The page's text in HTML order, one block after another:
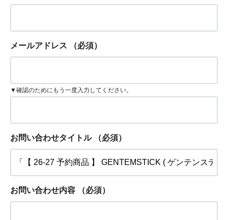
メールアドレス （必須）
▼確認のためにもう一度入力してください。
お問い合わせタイトル （必須）
お問い合わせ内容 （必須）